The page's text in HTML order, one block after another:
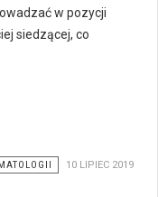
w pozycji
siedzącej, co
10 LIPIEC 2019